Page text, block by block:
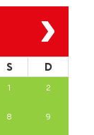
›
S D
1 2
8 9